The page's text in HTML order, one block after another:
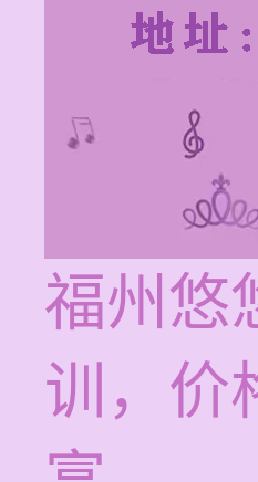
福州悠
训，价